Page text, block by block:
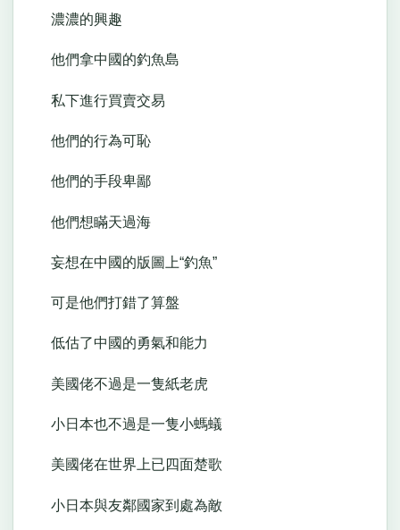
濃濃的興趣
他們拿中國的釣魚島
私下進行買賣交易
他們的行為可恥
他們的手段卑鄙
他們想瞞天過海
妄想在中國的版圖上“釣魚”
可是他們打錯了算盤
低估了中國的勇氣和能力
美國佬不過是一隻紙老虎
小日本也不過是一隻小螞蟻
美國佬在世界上已四面楚歌
小日本與友鄰國家到處為敵